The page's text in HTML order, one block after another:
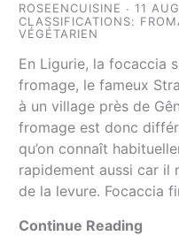
ROSEENCUISINE
11
CLASSIFICATIONS:
VÉGÉTARIEN
En Ligurie, la focaccia
fromage, le fameux
à un village près de
fromage est donc
qu’on connaît
rapidement aussi car il
de la levure. Focaccia
Continue Reading